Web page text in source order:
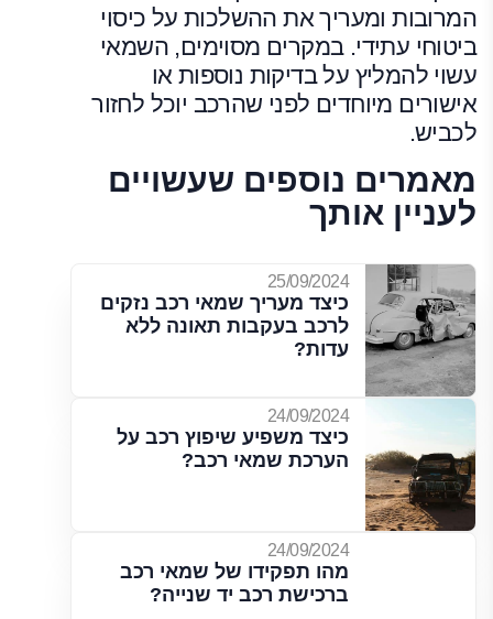
המרובות ומעריך את ההשלכות על כיסוי
ביטוחי עתידי. במקרים מסוימים, השמאי
עשוי להמליץ על בדיקות נוספות או
אישורים מיוחדים לפני שהרכב יוכל לחזור
לכביש.
מאמרים נוספים שעשויים
לעניין אותך
25/09/2024
כיצד מעריך שמאי רכב נזקים
לרכב בעקבות תאונה ללא
עדות?
24/09/2024
כיצד משפיע שיפוץ רכב על
הערכת שמאי רכב?
24/09/2024
מהו תפקידו של שמאי רכב
ברכישת רכב יד שנייה?